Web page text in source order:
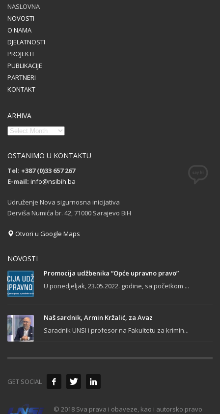
NASLOVNA
NOVOSTI
O NAMA
DJELATNOSTI
PROJEKTI
PUBLIKACIJE
PARTNERI
KONTAKT
ARHIVA
OSTANIMO U KONTAKTU
Tel: +387 (0)33 657 267
E-mail: info@nsibih.ba
Udruženje Nova sigurnosna inicijativa
Derviša Numića br. 42, 71000 Sarajevo BiH
Otvori u Google Maps
NOVOSTI
Promocija udžbenika “Opće upravno pravo”
U ponedjeljak, 23.05.2022. godine, sa početkom ...
Naš sardnik, Armin Kržalić, za Avaz
Saradnik UNSI i profesor na Fakultetu za krimin...
GET SOCIAL
© 2018 Sva prava i obaveze, kao i autorsko pravo